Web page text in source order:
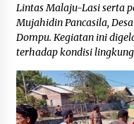
Lintas Malaju-Lasi serta
Mujahidin Pancasila,
Dompu. Kegiatan ini
terhadap kondisi